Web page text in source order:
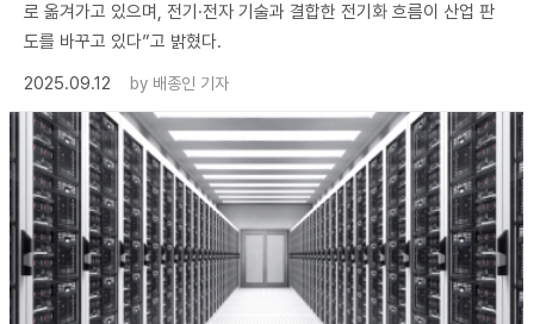
로 옮겨가고 있으며, 전기·전자 기술과 결합한 전기화 흐름이 산업 판
도를 바꾸고 있다”고 밝혔다.
2025.09.12
by 배종인 기자